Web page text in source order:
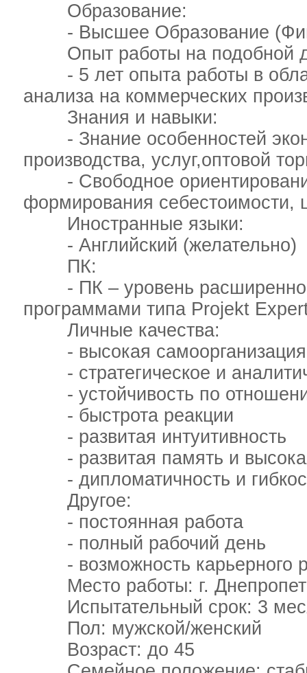
Образование:
- Высшее Образование
Опыт работы на подобной
- 5 лет опыта работы в
анализа на коммерческих
Знания и навыки:
- Знание особенностей
производства, услуг,оптовой
- Свободное
формирования себестоимости,
Иностранные языки:
- Английский (желательно)
ПК:
- ПК – уровень
программами типа Projekt
Личные качества:
- высокая самоорганизация
- стратегическое и
- устойчивость по
- быстрота реакции
- развитая интуитивность
- развитая память и
- дипломатичность и
Другое:
- постоянная работа
- полный рабочий день
- возможность карьерного
Место работы: г.
Испытательный срок: 3
Пол: мужской/женский
Возраст: до 45